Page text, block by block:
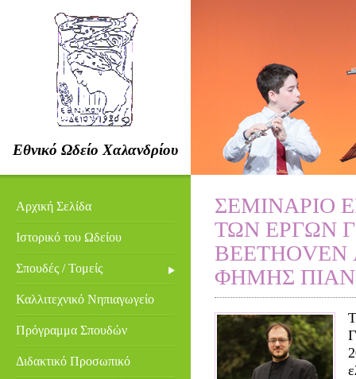
Εθνικό Ωδείο Χαλανδρίου
Αρχική Σελίδα
Ιστορικό του Ωδείου
Σπουδές / Τομείς
Καλλιτεχνικό Νηπιαγωγείο
Πρόγραμμα Σπουδών
Διδακτικό Προσωπικό
ΣΕΜΙΝΑΡΙΟ
ΤΩΝ ΕΡΓΩΝ
ΦΗΜΗΣ